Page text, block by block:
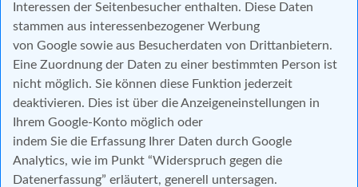
Interessen der Seitenbesucher enthalten. Diese Daten
stammen aus interessenbezogener Werbung
von Google sowie aus Besucherdaten von Drittanbietern.
Eine Zuordnung der Daten zu einer bestimmten Person ist
nicht möglich. Sie können diese Funktion jederzeit
deaktivieren. Dies ist über die Anzeigeneinstellungen in
Ihrem Google-Konto möglich oder
indem Sie die Erfassung Ihrer Daten durch Google
Analytics, wie im Punkt “Widerspruch gegen die
Datenerfassung” erläutert, generell untersagen.